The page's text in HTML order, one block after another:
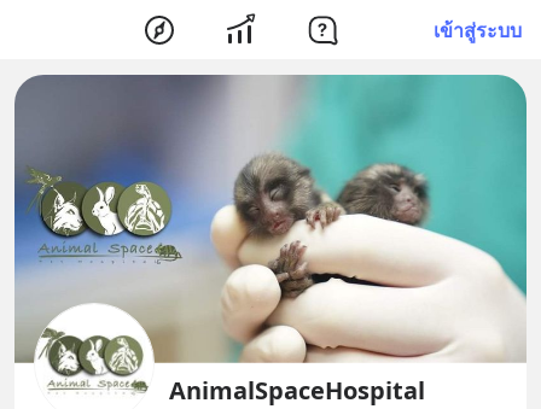
เข้าสู่ระบบ
AnimalSpaceHospital